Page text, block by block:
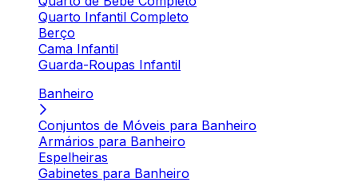
Quarto Infantil Completo
Berço
Cama Infantil
Guarda-Roupas Infantil
Banheiro
Conjuntos de Móveis para Banheiro
Armários para Banheiro
Espelheiras
Gabinetes para Banheiro